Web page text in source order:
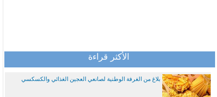
الأكثر قراءة
بلاغ من الغرفة الوطنية لصانعي العجين الغذائي والكسكسي